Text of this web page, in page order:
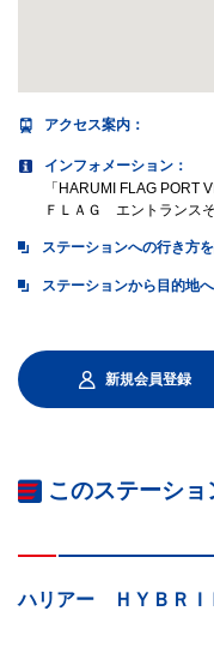
アクセス案内 ：
インフォメーション：
「HARUMI FLAG PORT
ＦＬＡＧ エントランス
ステーションへの行き方
ステーションから目的地
新規会員登録
このステーショ
ハリアー ＨＹＢＲＩ